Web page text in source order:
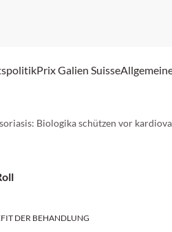
Prix Galien Suisse
Biologika schützen vor
DER BEHANDLUNG